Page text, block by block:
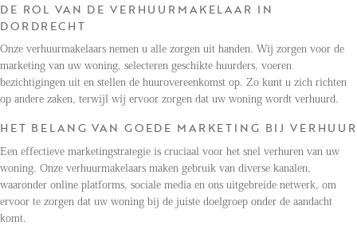
DE ROL VAN DE VERHUURMAKELAAR IN
DORDRECHT
Onze verhuurmakelaars nemen u alle zorgen uit handen. Wij zorgen voor de
marketing van uw woning, selecteren geschikte huurders, voeren
bezichtigingen uit en stellen de huurovereenkomst op. Zo kunt u zich richten
op andere zaken, terwijl wij ervoor zorgen dat uw woning wordt verhuurd.
HET BELANG VAN GOEDE MARKETING BIJ VERHUUR
Een effectieve marketingstrategie is cruciaal voor het snel verhuren van uw
woning. Onze verhuurmakelaars maken gebruik van diverse kanalen,
waaronder online platforms, sociale media en ons uitgebreide netwerk, om
ervoor te zorgen dat uw woning bij de juiste doelgroep onder de aandacht
komt.